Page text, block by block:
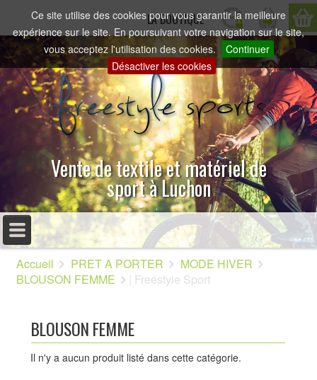
Ce site utilise des cookies pour vous garantir la meilleure
expérience sur le site. En poursuivant votre navigation sur le site,
vous acceptez l'utilisation des cookies.
Continuer
Désactiver les cookies
LA BOUTIQUE
Vente de textile et matériel de
sport à Luchon
MENU PRINCIPAL
ACCUEIL
Accueil PRET A PORTER
MODE HIVER
BLOUSON FEMME
| Freestyle Sport
BLOUSON FEMME
Il n'y a aucun produit listé dans cette catégorie.